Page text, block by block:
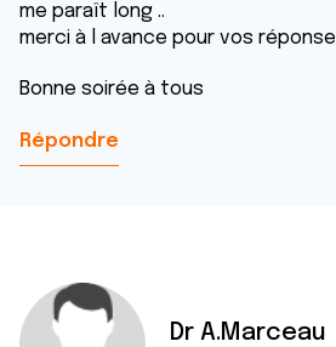
me paraît long ..
merci à l avance pour vos réponse
Bonne soirée à tous
Répondre
Dr A.Marceau